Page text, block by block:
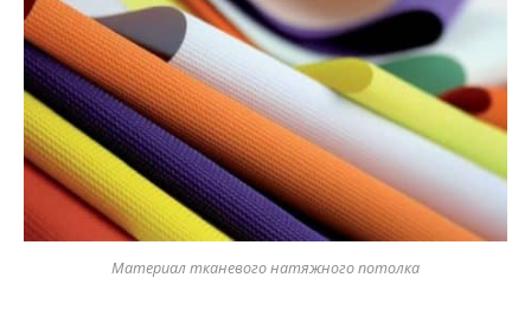
Материал тканевого натяжного потолка